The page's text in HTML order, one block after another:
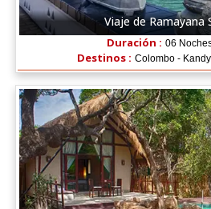
Viaje de Ramayana
Duración : 06
Destinos : Colombo - Kandy